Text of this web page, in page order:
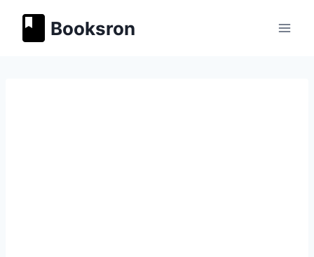
содержимому
Booksron